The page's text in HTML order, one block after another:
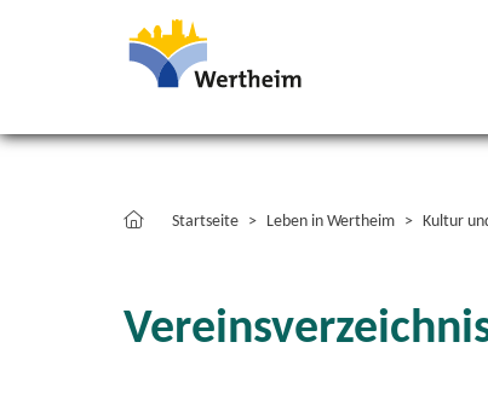
Startseite Leben in Wertheim Kultur